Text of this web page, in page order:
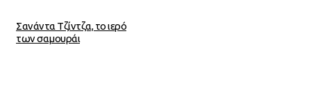
Σανάντα Τζίντζα, το ιερό
των σαμουράι